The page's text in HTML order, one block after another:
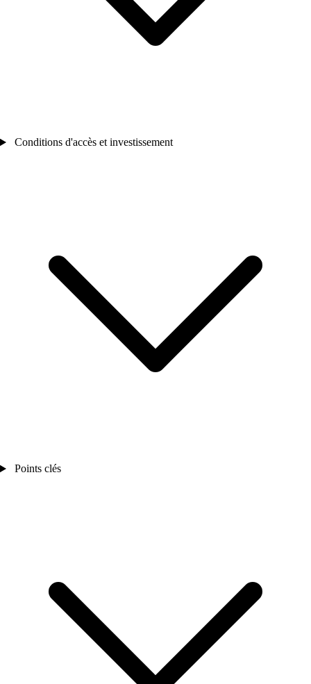
Conditions d'accès et investissement
Points clés